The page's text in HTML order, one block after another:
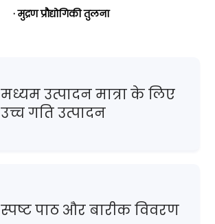
· मुद्रण प्रौद्योगिकी तुलना
मध्यम उत्पादन मात्रा के लिए
उच्च गति उत्पादन
स्पष्ट पाठ और बारीक विवरण